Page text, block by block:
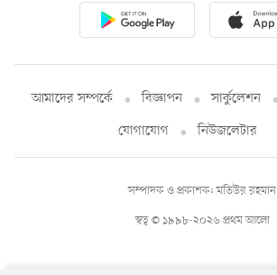
আমাদের সম্পর্কে বিজ্ঞাপন সার্কুলেশন
যোগাযোগ
নিউজলেটার
স্বত্ব © ১৯৯৮-২০২৬ প্রথম আলো
সম্পাদক ও প্রকাশক: মতিউর রহমান